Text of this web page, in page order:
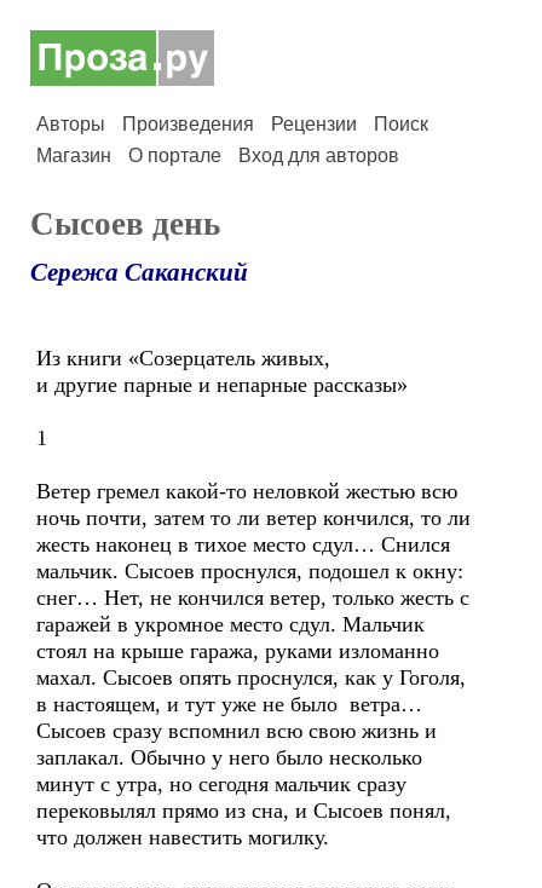
Авторы Произведения Рецензии
Поиск
Магазин
О портале Вход для авторов
Сысоев день
Сережа Саканский
Из книги «Созерцатель живых,
и другие парные и непарные рассказы»
1
Ветер гремел какой-то неловкой жестью всю
ночь почти, затем то ли ветер кончился, то ли
жесть наконец в тихое место сдул… Снился
мальчик. Сысоев проснулся, подошел к окну:
снег… Нет, не кончился ветер, только жесть с
гаражей в укромное место сдул. Мальчик
стоял на крыше гаража, руками изломанно
махал. Сысоев опять проснулся, как у Гоголя,
в настоящем, и тут уже не было ветра…
Сысоев сразу вспомнил всю свою жизнь и
заплакал. Обычно у него было несколько
минут с утра, но сегодня мальчик сразу
перековылял прямо из сна, и Сысоев понял,
что должен навестить могилку.